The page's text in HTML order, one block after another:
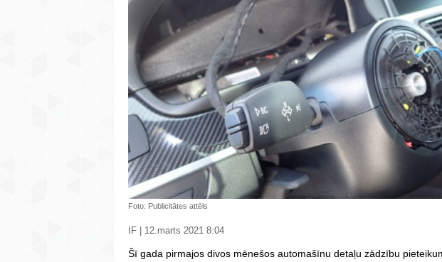
Foto: Publicitātes attēls
IF | 12.marts 2021 8:04
Šī gada pirmajos divos mēnešos automašīnu detaļu zādzību